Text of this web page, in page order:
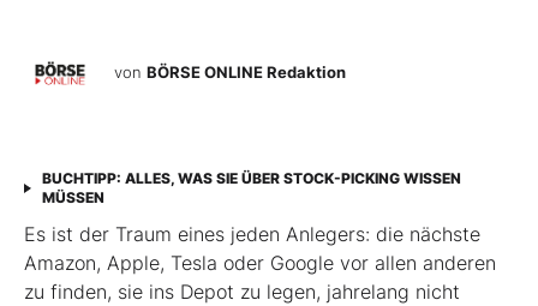
von BÖRSE ONLINE Redaktion
BUCHTIPP: ALLES, WAS SIE ÜBER STOCK-PICKING WISSEN
MÜSSEN
Es ist der Traum eines jeden Anlegers: die nächste
Amazon, Apple, Tesla oder Google vor allen anderen
zu finden, sie ins Depot zu legen, jahrelang nicht